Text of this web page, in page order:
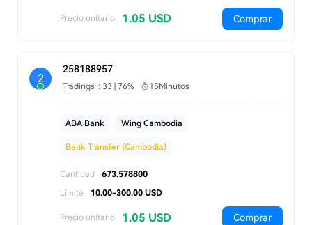
Precio unitario 1.05 USD Comprar
2
258188957
Tradings: : 33 | 76% 15Minutos
ABA Bank Wing Cambodia
Bank Transfer (Cambodia)
Cantidad
673.578800
Límite
10.00-300.00 USD
Precio unitario 1.05 USD Comprar